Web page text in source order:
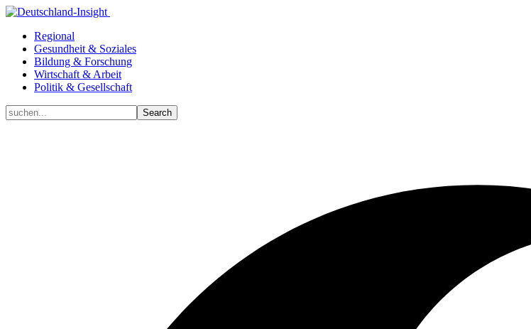
Regional
Gesundheit & Soziales
Bildung & Forschung
Wirtschaft & Arbeit
Politik & Gesellschaft